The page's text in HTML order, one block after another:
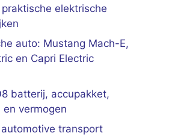
elektrische
auto: Mustang Mach-E,
en Capri Electric
batterij, accupakket,
vermogen
transport